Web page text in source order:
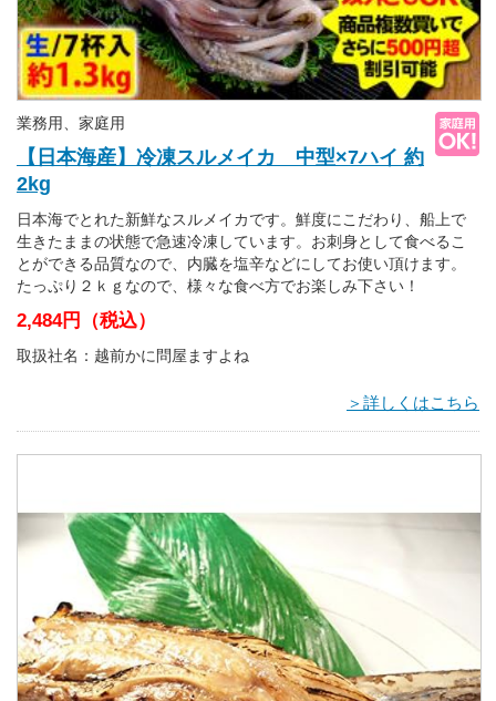
業務用、家庭用
【日本海産】冷凍スルメイカ 中型×7ハイ 約
2kg
日本海でとれた新鮮なスルメイカです。鮮度にこだわり、船上で
生きたままの状態で急速冷凍しています。お刺身として食べるこ
とができる品質なので、内臓を塩辛などにしてお使い頂けます。
たっぷり２ｋｇなので、様々な食べ方でお楽しみ下さい！
2,484円（税込）
取扱社名：越前かに問屋ますよね
＞詳しくはこちら